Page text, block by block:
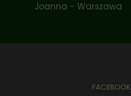
Joanna - Warszawa
FACEBOOK